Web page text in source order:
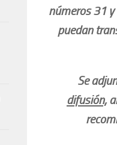
números 31 y
puedan
Se
difusión,